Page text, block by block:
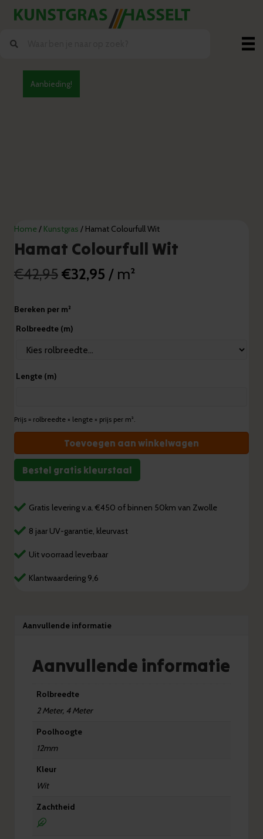
Aanbieding!
Home/ Kunstgras / Hamat Colourfull Wit
Hamat Colourfull Wit
€42,95 Oorspronkelijke
was:
€42,95.
€32,95 Huidige
/ m²
Bereken per m²
Rolbreedte (m)
Lengte (m)
Prijs = rolbreedte × lengte × prijs per m².
Wit
aantal
Toevoegen aan winkelwagen
Bestel gratis kleurstaal
Gratis levering v.a. €450 of binnen 50km van Zwolle
8 jaar UV-garantie, kleurvast
Uit voorraad leverbaar
Klantwaardering 9,6
Aanvullende informatie
Aanvullende informatie
Rolbreedte
2 Meter, 4 Meter
Poolhoogte
12mm
Kleur
Wit
Zachtheid